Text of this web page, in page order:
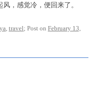
，感觉冷，便回来了。
, travel; Post on February 13,